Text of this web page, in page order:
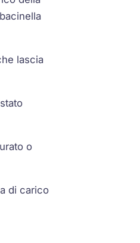
lascia
o
di carico